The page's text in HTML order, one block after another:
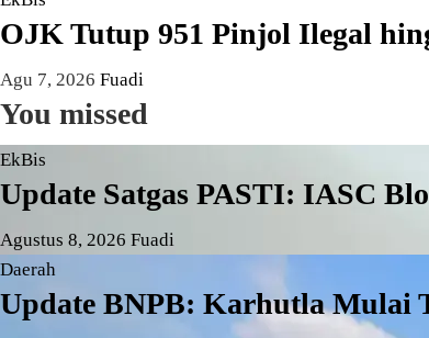
OJK Tutup 951 Pinjol Ilegal
Agu 7, 2026 Fuadi
You missed
EkBis
Update Satgas PASTI: IASC
Agustus 8, 2026 Fuadi
Daerah
Update BNPB: Karhutla Mulai